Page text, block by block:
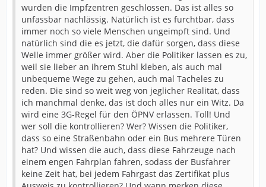
wurden die Impfzentren geschlossen. Das ist alles so
unfassbar nachlässig. Natürlich ist es furchtbar, dass
immer noch so viele Menschen ungeimpft sind. Und
natürlich sind die es jetzt, die dafür sorgen, dass diese
Welle immer größer wird. Aber die Politiker lassen es zu,
weil sie lieber an ihrem Stuhl kleben, als auch mal
unbequeme Wege zu gehen, auch mal Tacheles zu
reden. Die sind so weit weg von jeglicher Realität, dass
ich manchmal denke, das ist doch alles nur ein Witz. Da
wird eine 3G-Regel für den ÖPNV erlassen. Toll! Und
wer soll die kontrollieren? Wer? Wissen die Politiker,
dass so eine Straßenbahn oder ein Bus mehrere Türen
hat? Und wissen die auch, dass diese Fahrzeuge nach
einem engen Fahrplan fahren, sodass der Busfahrer
keine Zeit hat, bei jedem Fahrgast das Zertifikat plus